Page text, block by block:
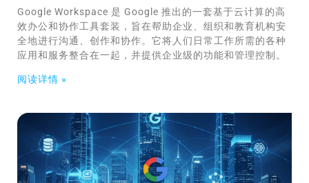
Google Workspace 是 Google 推出的一套基于云计算的高
效办公和协作工具套装，旨在帮助企业、组织和教育机构安
全地进行沟通、创作和协作。它将人们日常工作所需的各种
应用和服务整合在一起，并提供企业级的功能和管理控制。
阅读详情 »